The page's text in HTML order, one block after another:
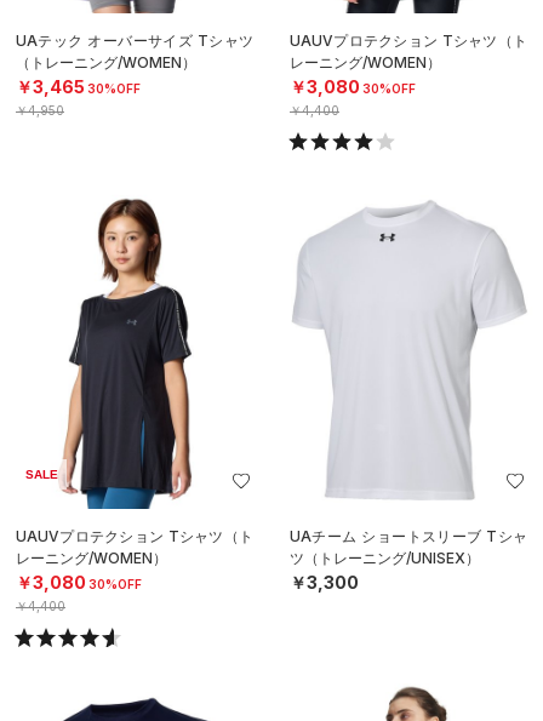
UAテック オーバーサイズ Tシャツ
（トレーニング/WOMEN）
￥3,465 30%OFF
￥4,950
UAUVプロテクション Tシャツ（ト
レーニング/WOMEN）
￥3,080 30%OFF
￥4,400
SALE
UAUVプロテクション Tシャツ（ト
レーニング/WOMEN）
￥3,080 30%OFF
￥4,400
UAチーム ショートスリーブ Tシャ
ツ（トレーニング/UNISEX）
￥3,300